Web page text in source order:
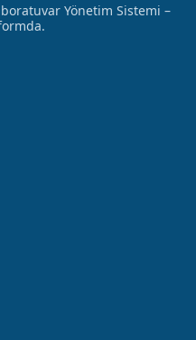
Yönetim Sistemi –